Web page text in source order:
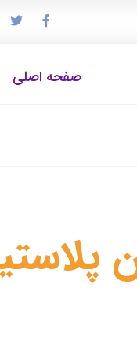
صفحه اصلی